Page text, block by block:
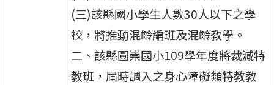
(三)該縣國小學生人數30人以下之學
校，將推動混齡編班及混齡教學。
二、該縣圓崇國小109學年度將裁減特
教班，屆時調入之身心障礙類特教教